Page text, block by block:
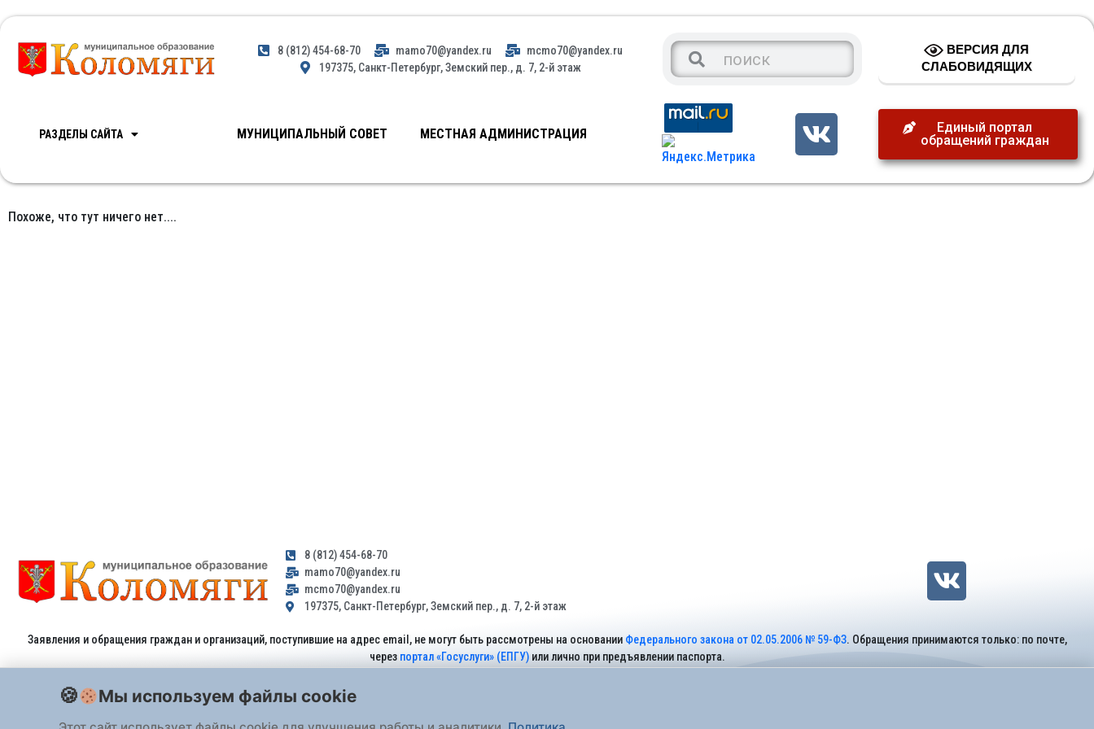
8 (812) 454-68-70 mamo70@yandex.ru
mcmo70@yandex.ru
197375, Санкт-Петербург, Земский пер., д. 7, 2-й этаж
ВЕРСИЯ ДЛЯ
СЛАБОВИДЯЩИХ
РАЗДЕЛЫ САЙТА МУНИЦИПАЛЬНЫЙ СОВЕТ МЕСТНАЯ АДМИНИСТРАЦИЯ
Единый портал
обращений граждан
Похоже, что тут ничего нет....
8 (812) 454-68-70
mamo70@yandex.ru
mcmo70@yandex.ru
197375, Санкт-Петербург, Земский пер., д. 7, 2-й этаж
Заявления и обращения граждан и организаций, поступившие на адрес email, не могут быть рассмотрены на основании Федерального закона от 02.05.2006 № 59-ФЗ. Обращения принимаются только: по почте,
через портал «Госуслуги» (ЕПГУ)или лично при предъявлении паспорта.
Мы используем файлы cookie